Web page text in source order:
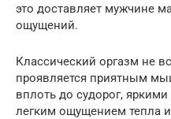
это доставляет мужчине
ощущений.
Классический оргазм не
проявляется приятным
вплоть до судорог,
легким ощущением тепла